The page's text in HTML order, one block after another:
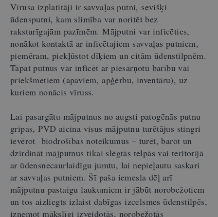
Vīrusa izplatītāji ir savvaļas putni, sevišķi
ūdensputni, kam slimība var noritēt bez
raksturīgajām pazīmēm. Mājputni var inficēties,
nonākot kontaktā ar inficētajiem savvaļas putniem,
piemēram, piekļūstot dīķiem un citām ūdenstilpnēm.
Tāpat putnus var inficēt ar piesārņotu barību vai
priekšmetiem (apaviem, apģērbu, inventāru), uz
kuriem nonācis vīruss.
Lai pasargātu mājputnus no augsti patogēnās putnu
gripas, PVD aicina visus mājputnu turētājus stingri
ievērot biodrošības noteikumus – turēt, barot un
dzirdināt mājputnus tikai slēgtās telpās vai teritorijā
ar ūdensnecaurlaidīgu jumtu, lai nepieļautu saskari
ar savvaļas putniem. Šī paša iemesla dēļ arī
mājputnu pastaigu laukumiem ir jābūt norobežotiem
un tos aizliegts izlaist dabīgas izcelsmes ūdenstilpēs,
izņemot mākslīgi izveidotās, norobežotās